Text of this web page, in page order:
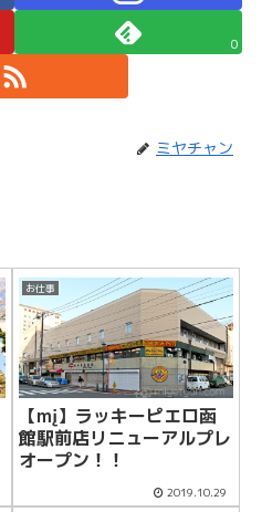
0
ミヤチャン
お仕事
【mį】ラッキーピエロ函
館駅前店リニューアルプレ
オープン！！
2019.10.29